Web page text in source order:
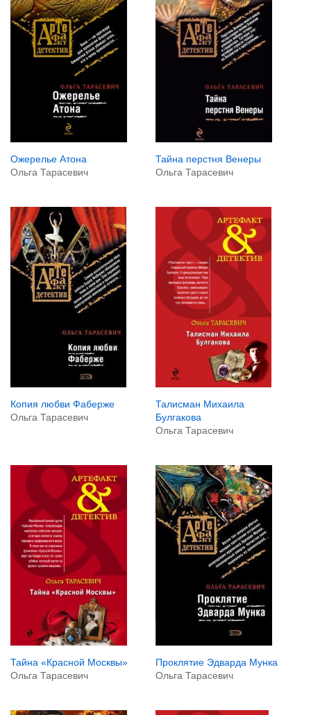
Ожерелье Атона
Ольга Тарасевич
Тайна перстня Венеры
Ольга Тарасевич
Копия любви Фаберже
Ольга Тарасевич
Талисман Михаила
Булгакова
Ольга Тарасевич
Тайна «Красной Москвы»
Ольга Тарасевич
Проклятие Эдварда Мунка
Ольга Тарасевич